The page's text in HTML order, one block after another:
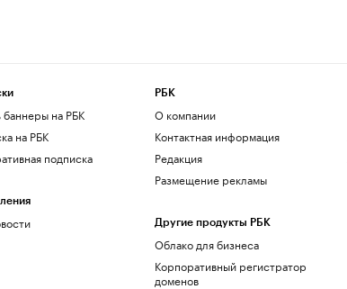
на РБК
на РБК
подписка
РБК
О компании
Контактная информация
Редакция
Размещение рекламы
Другие продукты РБК
Облако для бизнеса
Корпоративный регистратор
доменов